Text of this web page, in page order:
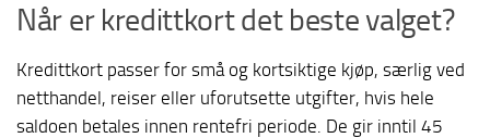
Når er kredittkort det beste valget?
Kredittkort passer for små og kortsiktige kjøp, særlig ved
netthandel, reiser eller uforutsette utgifter, hvis hele
saldoen betales innen rentefri periode. De gir inntil 45